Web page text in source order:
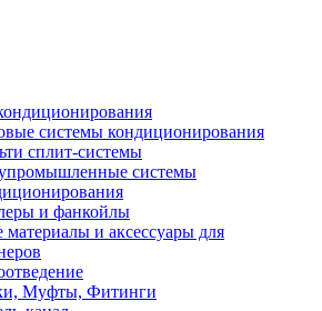
системы кондиционирования
сплит-системы
системы
и фанкойлы
материалы и аксессуары для
Муфты, Фитинги